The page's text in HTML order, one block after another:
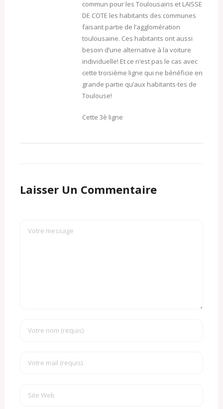
commun pour les Toulousains et LAISSE
DE COTE les habitants des communes
faisant partie de l’agglomération
toulousaine. Ces habitants ont aussi
besoin d’une alternative à la voiture
individuelle! Et ce n’est pas le cas avec
cette troisième ligne qui ne bénéficie en
grande partie qu’aux habitants-tes de
Toulouse!
Cette 3è ligne
Laisser Un Commentaire